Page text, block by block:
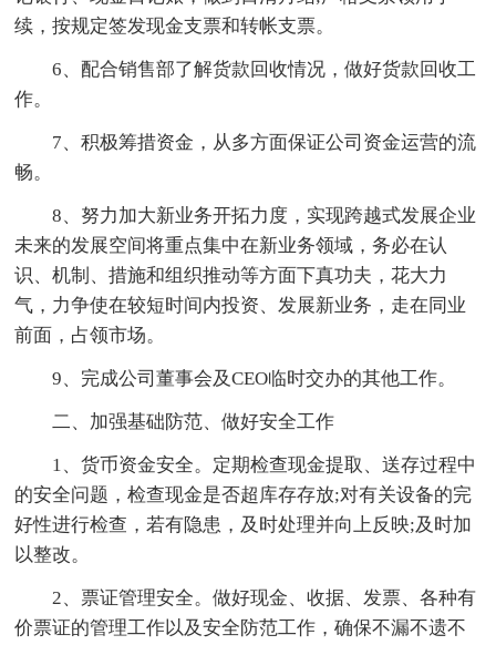
续，按规定签发现金支票和转帐支票。
6、配合销售部了解货款回收情况，做好货款回收工
作。
7、积极筹措资金，从多方面保证公司资金运营的流
畅。
8、努力加大新业务开拓力度，实现跨越式发展企业
未来的发展空间将重点集中在新业务领域，务必在认
识、机制、措施和组织推动等方面下真功夫，花大力
气，力争使在较短时间内投资、发展新业务，走在同业
前面，占领市场。
9、完成公司董事会及CEO临时交办的其他工作。
二、加强基础防范、做好安全工作
1、货币资金安全。定期检查现金提取、送存过程中
的安全问题，检查现金是否超库存存放;对有关设备的完
好性进行检查，若有隐患，及时处理并向上反映;及时加
以整改。
2、票证管理安全。做好现金、收据、发票、各种有
价票证的管理工作以及安全防范工作，确保不漏不遗不